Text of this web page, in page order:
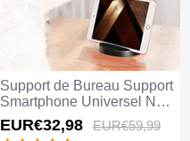
Support de Bureau Support
Smartphone Universel N11
Noir
EUR€32,98 EUR€59,99